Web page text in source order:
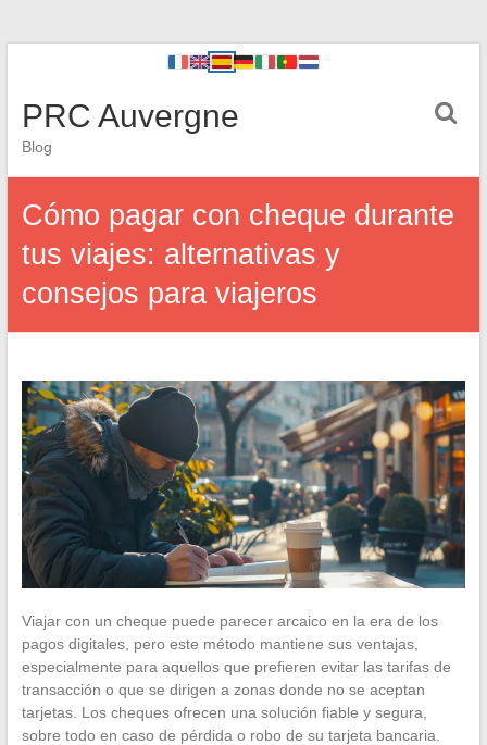
PRC Auvergne
Blog
Cómo pagar con cheque durante
tus viajes: alternativas y
consejos para viajeros
Viajar con un cheque puede parecer arcaico en la era de los
pagos digitales, pero este método mantiene sus ventajas,
especialmente para aquellos que prefieren evitar las tarifas de
transacción o que se dirigen a zonas donde no se aceptan
tarjetas. Los cheques ofrecen una solución fiable y segura,
sobre todo en caso de pérdida o robo de su tarjeta bancaria.